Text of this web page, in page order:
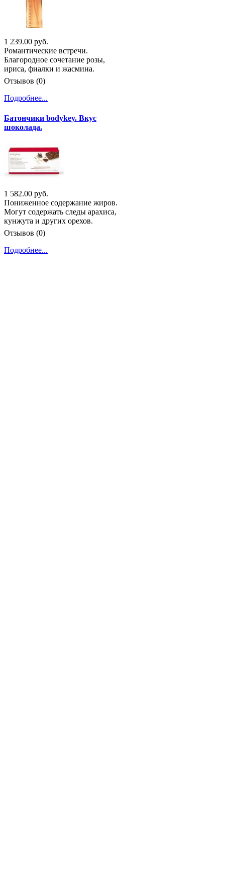
1 239.00 руб.
Романтические встречи.
Благородное сочетание розы,
ириса, фиалки и жасмина.
Отзывов (0)
Подробнее...
Батончики bodykey. Вкус
шоколада.
1 582.00 руб.
Пониженное содержание жиров.
Могут содержать следы арахиса,
кунжута и других орехов.
Отзывов (0)
Подробнее...